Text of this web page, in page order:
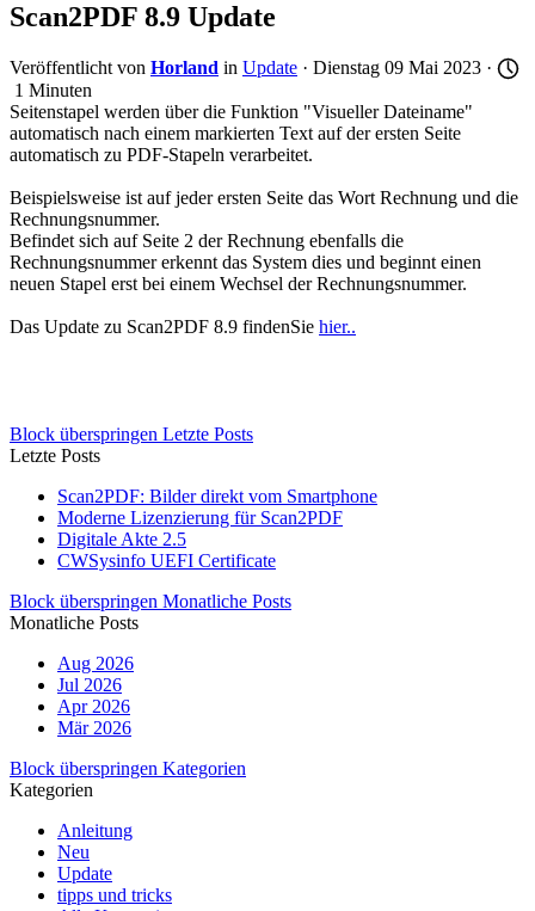
Scan2PDF 8.9 Update
Veröffentlicht von Horland in Update · Dienstag 09 Mai 2023 ·
1 Minuten
Seitenstapel werden über die Funktion "Visueller Dateiname"
automatisch nach einem markierten Text auf der ersten Seite
automatisch zu PDF-Stapeln verarbeitet.
Beispielsweise ist auf jeder ersten Seite das Wort Rechnung und die
Rechnungsnummer.
Befindet sich auf Seite 2 der Rechnung ebenfalls die
Rechnungsnummer erkennt das System dies und beginnt einen
neuen Stapel erst bei einem Wechsel der Rechnungsnummer.
Das Update zu Scan2PDF 8.9 findenSie hier..
Block überspringen Letzte Posts
Letzte Posts
Scan2PDF: Bilder direkt vom Smartphone
Moderne Lizenzierung für Scan2PDF
Digitale Akte 2.5
CWSysinfo UEFI Certificate
Block überspringen Monatliche Posts
Monatliche Posts
Aug 2026
Jul 2026
Apr 2026
Mär 2026
Block überspringen Kategorien
Kategorien
Anleitung
Neu
Update
tipps und tricks